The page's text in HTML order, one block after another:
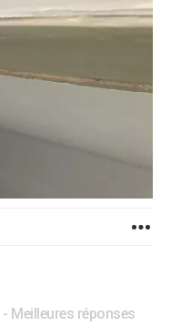
- Meilleures réponses